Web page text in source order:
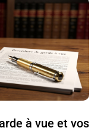
à vue et vos